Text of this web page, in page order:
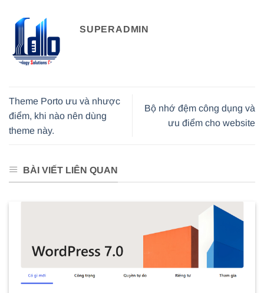
SUPERADMIN
Theme Porto ưu và nhược
điểm, khi nào nên dùng
theme này.
Bộ nhớ đệm công dụng và
ưu điểm cho website
BÀI VIẾT LIÊN QUAN